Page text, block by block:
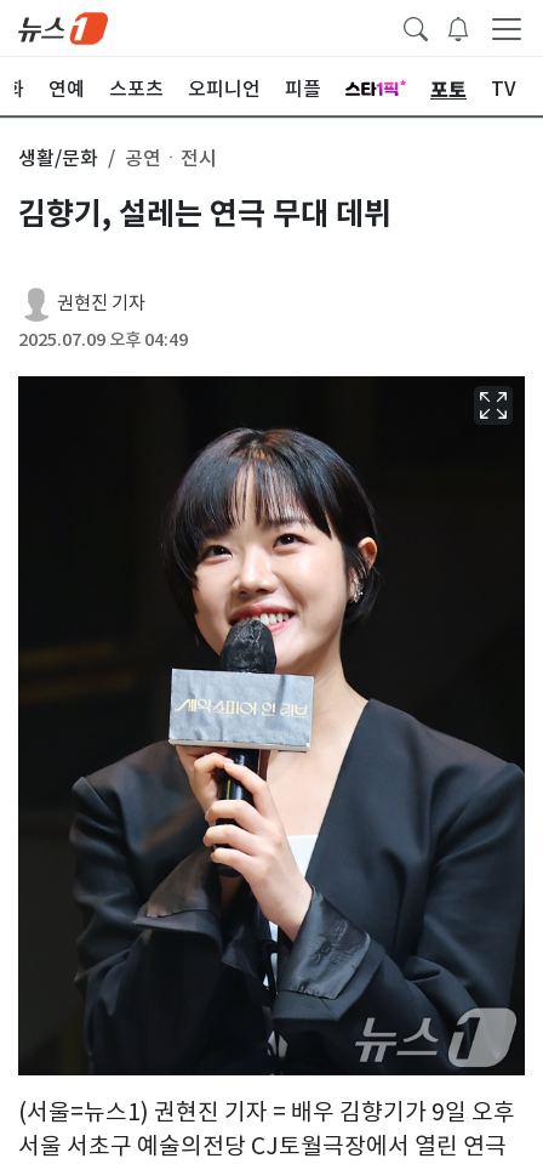
화 연예 스포츠 오피니언 피플 포토 TV
생활/문화 공연ㆍ전시
김향기, 설레는 연극 무대 데뷔
권현진 기자
2025.07.09 오후 04:49
(서울=뉴스1) 권현진 기자 = 배우 김향기가 9일 오후
서울 서초구 예술의전당 CJ토월극장에서 열린 연극